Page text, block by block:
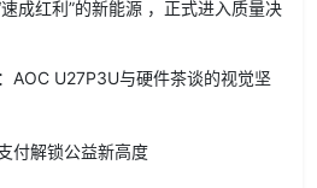
成红利”的新能源 ，正式进入质量决
AOC U27P3U与硬件茶谈的视觉坚
付解锁公益新高度